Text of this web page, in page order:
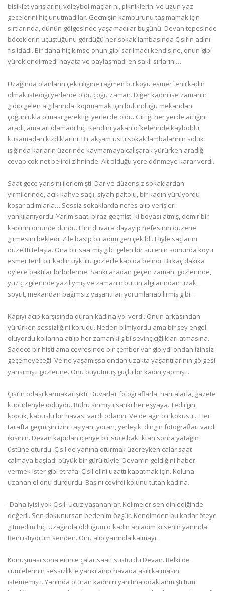
bisiklet yarışlarını, voleybol maçlarını, pikniklerini ve uzun yaz
gecelerini hiç unutmadılar. Geçmişin kamburunu taşımamak için
sırtlarında, dünün gölgesinde yaşamadılar bugünü. Devan tepesinde
böceklerin uçuştuğunu gördüğü her sokak lambasında Çisil’in adını
fısıldadı. Bir daha hiç kimse onun gibi sarılmadı kendisine, onun gibi
yüreklendirmedi hayata ve paylaşmadı en saklı sırlarını…
Uzağında olanların çekiciliğine rağmen bu koyu esmer tenli kadın
olmak istediği yerlerde oldu çoğu zaman. Diğer kadın ise zamanın
gidip gelen algılarında, kopmamak için bulunduğu mekandan
çoğunlukla olması gerektiği yerlerde oldu. Gittiği her yerde aitliğini
aradı, ama ait olamadı hiç. Kendini yakan öfkelerinde kayboldu,
kusamadan kızdıklarını. Bir akşam üstü sokak lambalarının soluk
ışığında karların üzerinde kaymamaya çalışarak yürürken aradığı
cevap çok net belirdi zihninde. Ait olduğu yere dönmeye karar verdi.
Saat gece yarısını ilerlemişti. Dar ve düzensiz sokaklardan
yirmilerinde, açık kahve saçlı, siyah paltolu, bir kadın yürüyordu
koşar adımlarla… Sessiz sokaklarda nefes alıp verişleri
yankılanıyordu. Yarım saati biraz geçmişti ki boyası atmış, demir bir
kapının önünde durdu. Elini duvara dayayıp nefesinin düzene
girmesini bekledi. Zile basıp bir adım geri çekildi. Eliyle saçlarını
düzeltti telaşla. Ona bir saatmiş gibi gelen bir sürenin sonunda koyu
esmer tenli bir kadın uykulu gözlerle kapıda belirdi. Birkaç dakika
öylece baktılar birbirlerine. Sanki aradan geçen zaman, gözlerinde,
yüz çizgilerinde yazılıymış ve zamanın bütün algılarından uzak,
soyut, mekandan bağımsız yaşantıları yorumlanabilirmiş gibi…
Kapıyı açıp karşısında duran kadına yol verdi. Onun arkasından
yürürken sessizliğini korudu. Neden bilmiyordu ama bir şey engel
oluyordu kollarına atılıp her zamanki gibi sevinç çığlıkları atmasına.
Sadece bir histi ama çevresinde bir çember var gibiydi ondan izinsiz
geçemeyeceği. Ve ne yaşamışsa ondan uzakta yaşantılarının gölgesi
yansımıştı gözlerine. Onu büyütmüş güçlü bir kadın yapmıştı.
Çisi’in odası karmakarışıktı. Duvarlar fotoğraflarla, haritalarla, gazete
kupürleriyle doluydu. Ruhu sinmişti sanki her eşyaya. Tedirgin,
kopuk, kabuslu bir havası vardı odanın. Ve de ağır bir kokusu... Her
tarafta geçmişin izini taşıyan, yoran, yerleşik, dingin fotoğrafları vardı
ikisinin. Devan kapıdan içeriye bir süre baktıktan sonra yatağın
üstüne oturdu. Çisil de yanına oturmak üzereyken çalar saat
çalmaya başladı büyük bir gürültüyle. Devan’ın geldiğini haber
vermek ister gibi etrafa. Çisil elini uzattı kapatmak için. Koluna
uzanan el onu durdurdu. Başını çevirdi kolunu tutan kadına.
-Daha iyisi yok Çisil. Ucuz yaşananlar. Kelimeler sen dinlediğinde
değerli. Sen dokunursan bedenim özgür. Kendimden bu kadar öteye
gitmedim hiç. Uzağında olduğum o kadın anladım ki senin yanında.
Beni istiyorum senden. Onu alıp yanında kalmayı.
Konuşması sona erince çalar saati susturdu Devan. Belki de
cümlelerinin sessizlikte yankılanıp havada asılı kalmasını
istememişti. Yanında oturan kadının yanıtına odaklanmıştı tüm